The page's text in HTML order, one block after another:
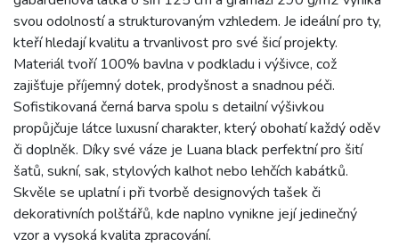
svou odolností a strukturovaným vzhledem. Je ideální pro ty,
kteří hledají kvalitu a trvanlivost pro své šicí projekty.
Materiál tvoří 100% bavlna v podkladu i výšivce, což
zajišťuje příjemný dotek, prodyšnost a snadnou péči.
Sofistikovaná černá barva spolu s detailní výšivkou
propůjčuje látce luxusní charakter, který obohatí každý oděv
či doplněk. Díky své váze je Luana black perfektní pro šití
šatů, sukní, sak, stylových kalhot nebo lehčích kabátků.
Skvěle se uplatní i při tvorbě designových tašek či
dekorativních polštářů, kde naplno vynikne její jedinečný
vzor a vysoká kvalita zpracování.